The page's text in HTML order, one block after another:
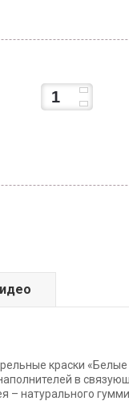
краски
в
– натурального